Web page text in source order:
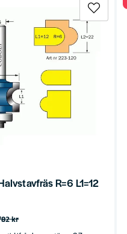
R=6 L1=12 L2=22
kr